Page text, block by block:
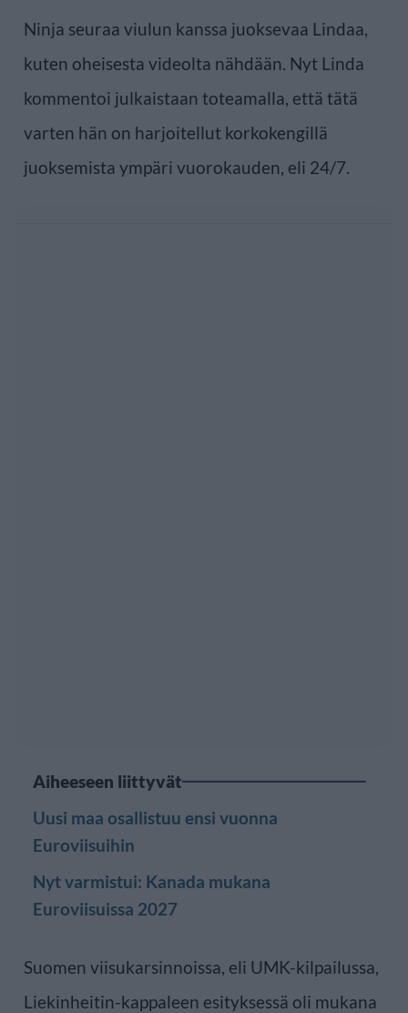
Ninja seuraa viulun kanssa juoksevaa Lindaa,
kuten oheisesta videolta nähdään. Nyt Linda
kommentoi julkaistaan toteamalla, että tätä
varten hän on harjoitellut korkokengillä
juoksemista ympäri vuorokauden, eli 24/7.
Aiheeseen liittyvät
Uusi maa osallistuu ensi vuonna
Euroviisuihin
Nyt varmistui: Kanada mukana
Euroviisuissa 2027
Suomen viisukarsinnoissa, eli UMK-kilpailussa,
Liekinheitin-kappaleen esityksessä oli mukana